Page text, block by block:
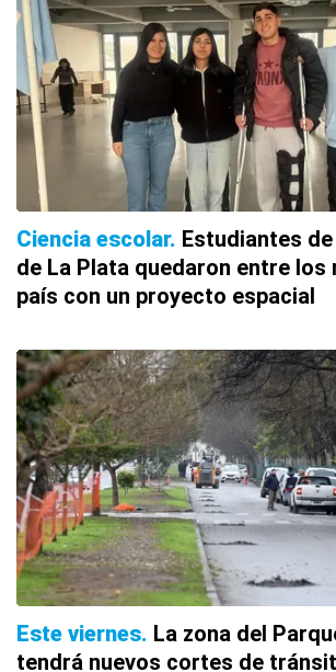
Ciencia escolar Estudiantes
de La Plata quedaron entre los
país con un proyecto espacial
Este viernes La zona del
tendrá nuevos cortes de